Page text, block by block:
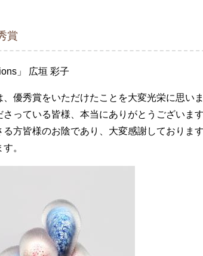
賞
」 広垣 彩子
優秀賞をいただけたことを大変光栄に思い
さっている皆様、本当にありがとうございま
る方皆様のお陰であり、大変感謝しておりま
。